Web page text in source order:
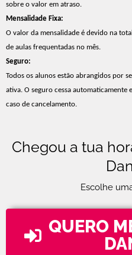
sobre o valor em atraso.
Mensalidade Fixa:
O valor da mensalidade é devido na
de aulas frequentadas no mês.
Seguro:
Todos os alunos estão abrangidos por
ativa. O seguro cessa automaticamente
caso de cancelamento.
Chegou a tua
Escolhe
QUERO